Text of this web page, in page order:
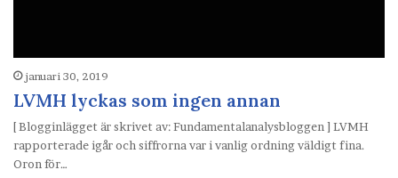
januari 30, 2019
LVMH lyckas som ingen annan
[ Blogginlägget är skrivet av: Fundamentalanalysbloggen ] LVMH
rapporterade igår och siffrorna var i vanlig ordning väldigt fina.
Oron för…